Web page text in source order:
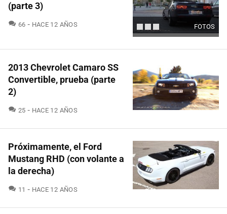
FOTOS
(parte 3)
66 COMENTARIOS
HACE 12 AÑOS
2013 Chevrolet Camaro SS
Convertible, prueba (parte
2)
25 COMENTARIOS
HACE 12 AÑOS
Próximamente, el Ford
Mustang RHD (con volante a
la derecha)
11 COMENTARIOS
HACE 12 AÑOS